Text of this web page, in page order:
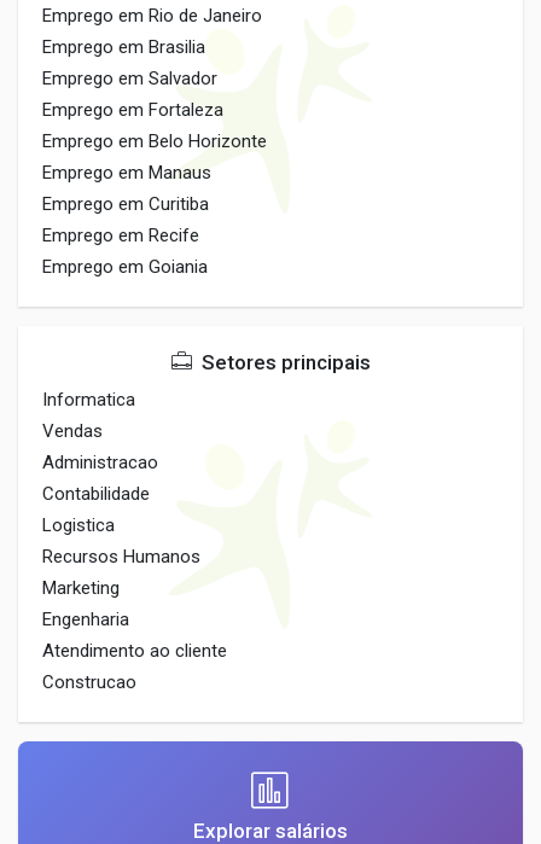
Emprego em Rio de Janeiro
Emprego em Brasilia
Emprego em Salvador
Emprego em Fortaleza
Emprego em Belo Horizonte
Emprego em Manaus
Emprego em Curitiba
Emprego em Recife
Emprego em Goiania
Setores principais
Informatica
Vendas
Administracao
Contabilidade
Logistica
Recursos Humanos
Marketing
Engenharia
Atendimento ao cliente
Construcao
Explorar salários